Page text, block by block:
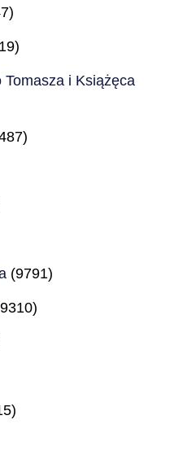
i Książęca
(9791)